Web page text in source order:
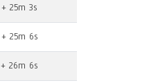
+ 25m 3s
+ 25m 6s
+ 26m 6s